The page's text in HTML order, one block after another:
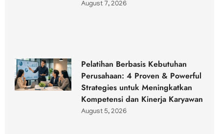
August 7, 2026
Pelatihan Berbasis Kebutuhan
Perusahaan: 4 Proven & Powerful
Strategies untuk Meningkatkan
Kompetensi dan Kinerja Karyawan
August 5, 2026